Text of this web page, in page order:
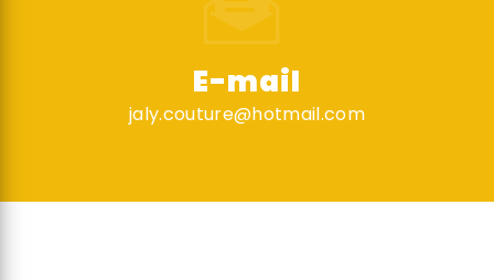
E-mail
jaly.couture@hotmail.com